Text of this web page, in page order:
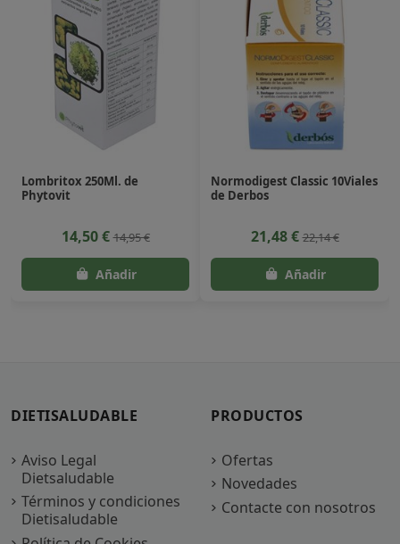
Lombritox 250Ml. de
Phytovit
14,50 €14,95 €
Normodigest Classic 10Viales
de Derbos
21,48 €22,14 €
DIETISALUDABLE
Aviso Legal
Dietsaludable
Términos y condiciones
Dietisaludable
PRODUCTOS
Ofertas
Novedades
Contacte con nosotros